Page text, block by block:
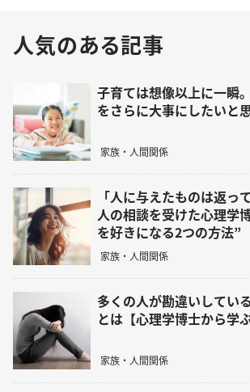
人気のある記事
子育ては想像以上に一瞬
をさらに大事にしたいと
家族・人間関係
「人に与えたものは返っ
人の相談を受けた心理学
を好きになる2つの方法”
家族・人間関係
多くの人が勘違いしてい
とは【心理学博士から学
家族・人間関係